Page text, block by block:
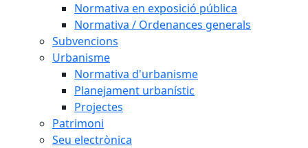
Normativa en exposició pública
Normativa / Ordenances generals
Subvencions
Urbanisme
Normativa d'urbanisme
Planejament urbanístic
Projectes
Patrimoni
Seu electrònica